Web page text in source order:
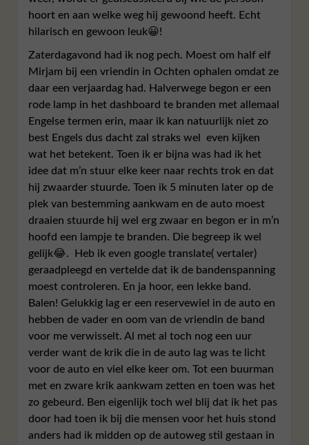
hoort en aan welke weg hij gewoond heeft. Echt
hilarisch en gewoon leuk😀!
Zaterdagavond had ik nog pech. Moest om half elf
Mirjam bij een vriendin in Ochten ophalen omdat ze
daar een verjaardag had. Halverwege begon er een
rode lamp in het dashboard te branden met allemaal
Engelse termen erin, maar ik kan natuurlijk niet zo
best Engels dus dacht zal straks wel even kijken
wat het betekent. Toen ik er bijna was had ik het
idee dat m’n stuur elke keer naar rechts trok en dat
hij zwaarder stuurde. Toen ik 5 minuten later op de
plek van bestemming aankwam en de auto moest
draaien stuurde hij wel erg zwaar en begon er in m’n
hoofd een lampje te branden. Die begreep ik wel
gelijk😂. Heb ik even google translate( vertaler)
geraadpleegd en vertelde dat ik de bandenspanning
moest controleren. En ja hoor, een lekke band.
Balen! Gelukkig lag er een reservewiel in de auto en
hebben de vader en oom van de vriendin de band
voor me verwisselt. Al met al toch nog een uur
verder want de krik die in de auto lag was te licht
voor de auto en viel elke keer om. Tot een buurman
met en zware krik aankwam zetten en toen was het
zo gebeurd. Ben eigenlijk toch wel blij dat ik het pas
door had toen ik bij die mensen voor het huis stond
anders had ik midden op de autoweg stil gestaan in